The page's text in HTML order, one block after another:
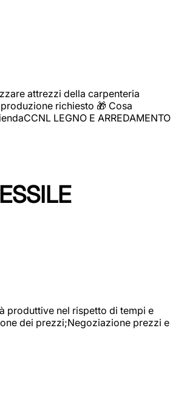
attrezzi della carpenteria
richiesto 🎁 Cosa
LEGNO E ARREDAMENTO
produttive nel rispetto di tempi e
dei prezzi;Negoziazione prezzi e